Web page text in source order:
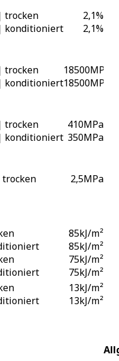
trocken
konditioniert
2,1%
2,1%
trocken
konditioniert
18500MPa
18500MPa
trocken
konditioniert
410MPa
350MPa
2,5MPa
85kJ/m²
85kJ/m²
75kJ/m²
75kJ/m²
13kJ/m²
13kJ/m²